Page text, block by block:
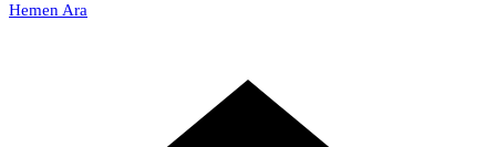
Hemen Ara